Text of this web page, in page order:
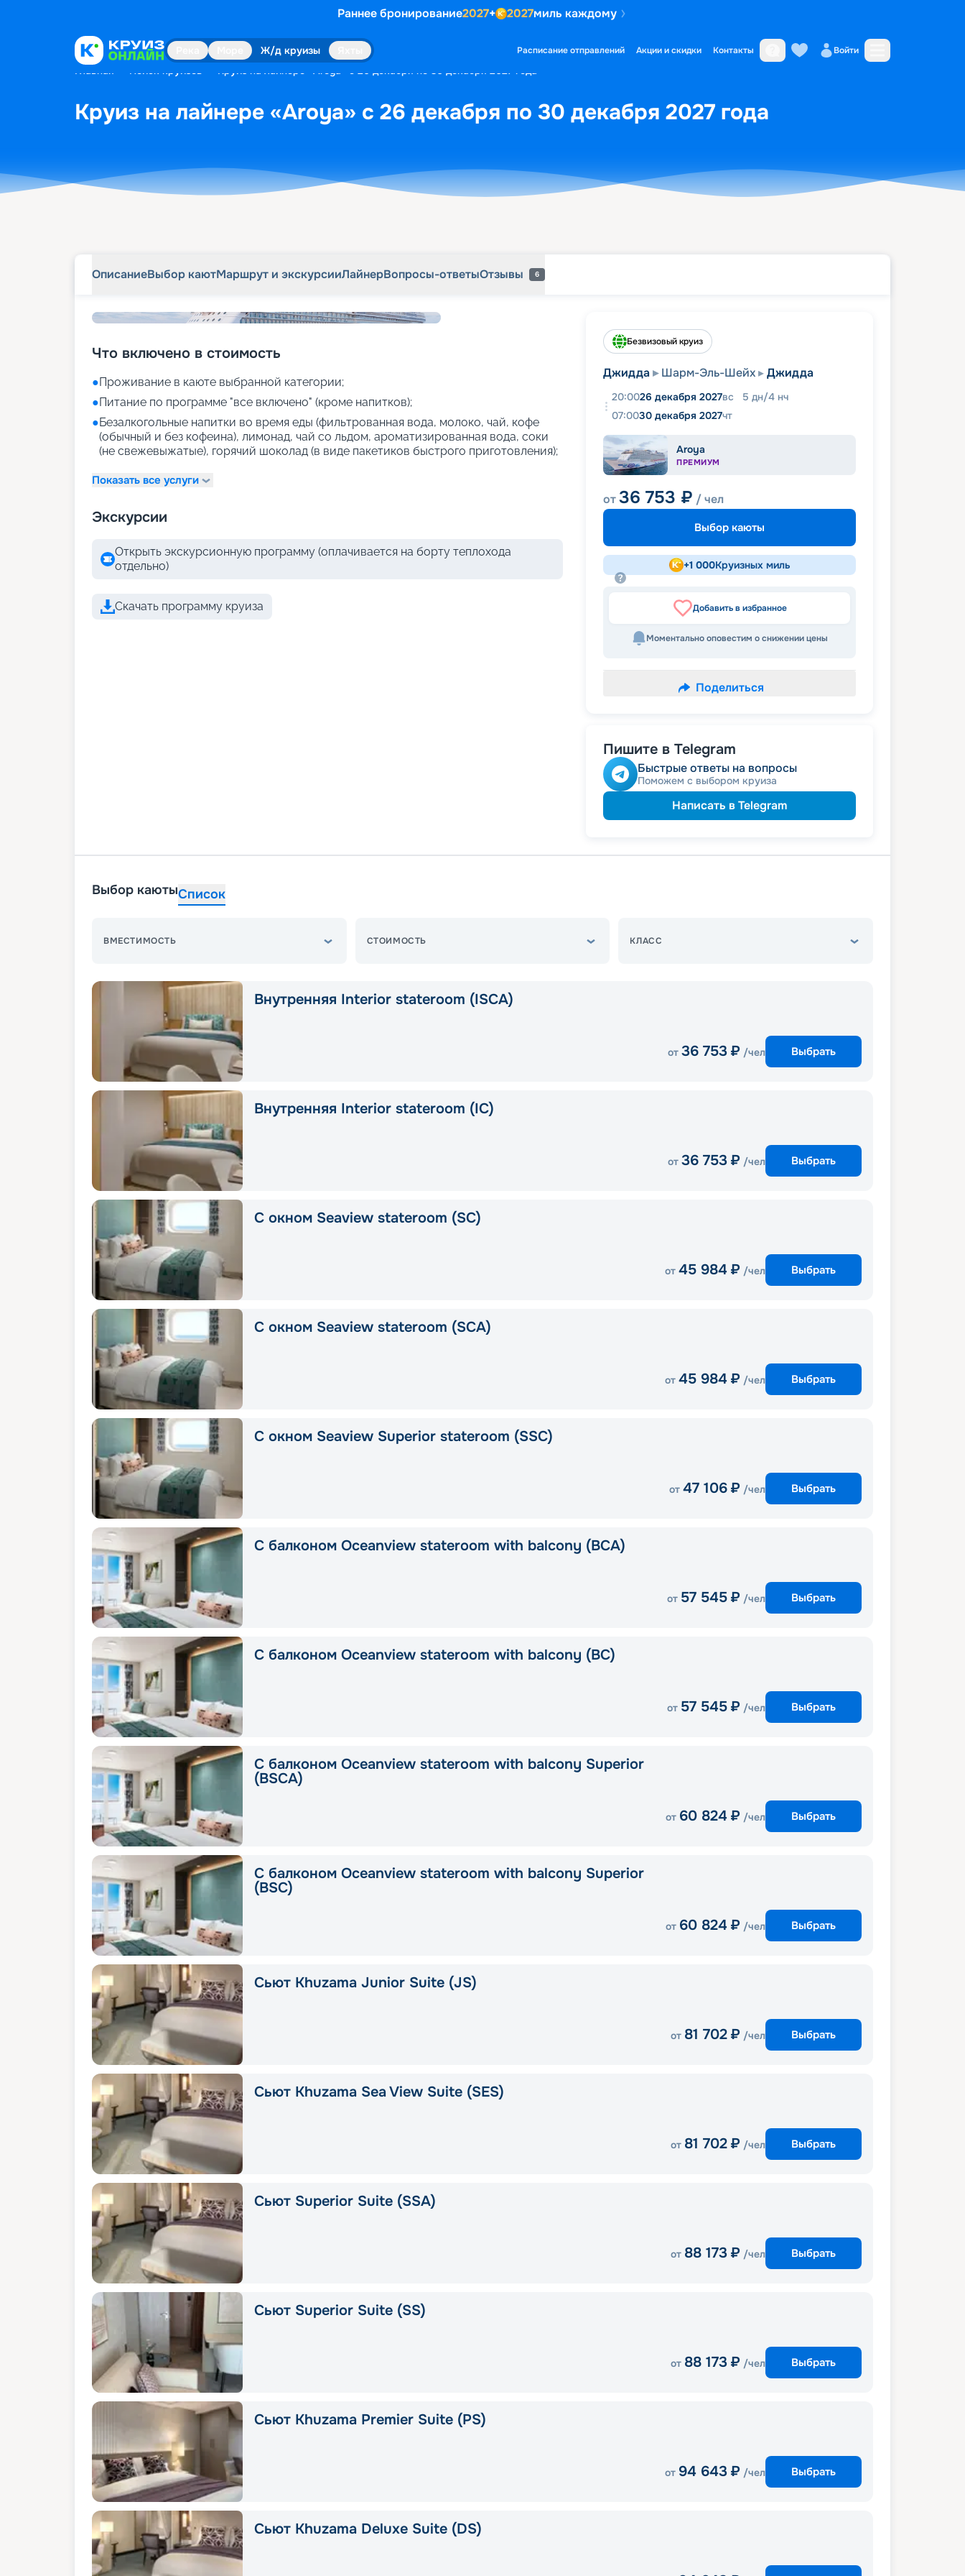
Раннее бронирование2027+ 2027миль каждому
Ж/д круизы Расписание отправлений Акции и скидки Контакты Войти
Главная Поиск круизов Круиз на лайнере «Aroya» с 26 декабря по 30 декабря 2027 года
Круиз на лайнере «Aroya» с 26 декабря по 30 декабря 2027 года
ОписаниеВыбор каютМаршрут и экскурсииЛайнерВопросы-ответыОтзывы 6
Что включено в стоимость
●Проживание в каюте выбранной категории;
●Питание по программе "все включено" (кроме напитков);
●Безалкогольные напитки во время еды (фильтрованная вода, молоко, чай, кофе
(обычный и без кофеина), лимонад, чай со льдом, ароматизированная вода, соки
(не свежевыжатые), горячий шоколад (в виде пакетиков быстрого приготовления);
Показать все услуги
Экскурсии
Открыть экскурсионную программу (оплачивается на борту теплохода
отдельно)
Скачать программу круиза
Безвизовый круиз
Джидда Шарм-Эль-Шейх Джидда
20:0026 декабря 2027вс 5 дн/4 нч
07:0030 декабря 2027чт
Aroya
ПРЕМИУМ
от36 753 ₽ / чел
Выбор каюты
+1 000Круизных миль
Добавить в избранное
Моментально оповестим о снижении цены
Поделиться
Пишите в Telegram
Быстрые ответы на вопросы
Поможем с выбором круиза
Написать в Telegram
Выбор каютыСписок
ВМЕСТИМОСТЬ СТОИМОСТЬ КЛАСС
Внутренняя Interior stateroom (ISCA)
от 36 753 ₽ /чел Выбрать
Внутренняя Interior stateroom (IC)
от 36 753 ₽ /чел Выбрать
С окном Seaview stateroom (SC)
от 45 984 ₽ /чел Выбрать
С окном Seaview stateroom (SCA)
от 45 984 ₽ /чел Выбрать
С окном Seaview Superior stateroom (SSC)
от 47 106 ₽ /чел Выбрать
С балконом Oceanview stateroom with balcony (BCA)
от 57 545 ₽ /чел Выбрать
С балконом Oceanview stateroom with balcony (BC)
от 57 545 ₽ /чел Выбрать
С балконом Oceanview stateroom with balcony Superior
(BSCA)
от 60 824 ₽ /чел Выбрать
С балконом Oceanview stateroom with balcony Superior
(BSC)
от 60 824 ₽ /чел Выбрать
Сьют Khuzama Junior Suite (JS)
от 81 702 ₽ /чел Выбрать
Сьют Khuzama Sea View Suite (SES)
от 81 702 ₽ /чел Выбрать
Сьют Superior Suite (SSA)
от 88 173 ₽ /чел Выбрать
Сьют Superior Suite (SS)
от 88 173 ₽ /чел Выбрать
Сьют Khuzama Premier Suite (PS)
от 94 643 ₽ /чел Выбрать
Сьют Khuzama Deluxe Suite (DS)